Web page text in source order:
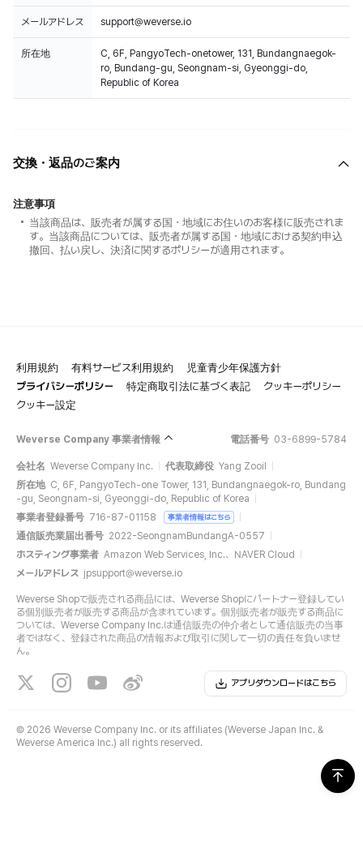
メールアドレス support@weverse.io
所在地
C, 6F, PangyoTech-onetower, 131, Bundangnaegok-
ro, Bundang-gu, Seongnam-si, Gyeonggi-do,
Republic of Korea
交換・返品のご案内
注意事項
当該商品は、販売者が属する国・地域にお住いのお客様に販売されま
す。当該商品については、販売者が属する国・地域における契約申込
撤回、払い戻し、決済に関するポリシーが適用されます。
利用規約 有料サービス利用規約
児童青少年保護方針
プライバシーポリシー
特定商取引法に基づく表記
クッキーポリシー
クッキー設定
Weverse Company 事業者情報 電話番号 03-6899-5784
会社名 Weverse Company Inc. 代表取締役 Yang Zooil
所在地 C, 6F, PangyoTech-one Tower, 131, Bundangnaegok-ro, Bundang
-gu, Seongnam-si, Gyeonggi-do, Republic of Korea
事業者登録番号 716-87-01158 事業者情報はこちら
通信販売業届出番号 2022-SeongnamBundangA-0557
ホスティング事業者 Amazon Web Services, Inc.、NAVER Cloud
メールアドレス jpsupport@weverse.io
Weverse Shopで販売される商品には、Weverse Shopにパートナー登録してい
る個別販売者が販売する商品が含まれています。個別販売者が販売する商品に
ついては、Weverse Company Inc.は通信販売の仲介者として通信販売の当事
者ではなく、登録された商品の情報および取引に関して一切の責任を負いませ
ん。
アプリダウンロードはこちら
© 2026 Weverse Company Inc. or its affiliates (Weverse Japan Inc. &
Weverse America Inc.) all rights reserved.